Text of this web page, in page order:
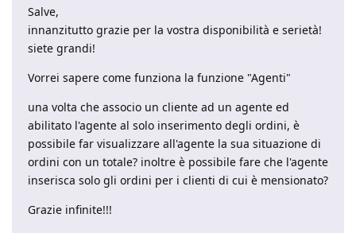
Salve,
innanzitutto grazie per la vostra disponibilità e serietà!
siete grandi!
Vorrei sapere come funziona la funzione "Agenti"
una volta che associo un cliente ad un agente ed
abilitato l'agente al solo inserimento degli ordini, è
possibile far visualizzare all'agente la sua situazione di
ordini con un totale? inoltre è possibile fare che l'agente
inserisca solo gli ordini per i clienti di cui è mensionato?
Grazie infinite!!!